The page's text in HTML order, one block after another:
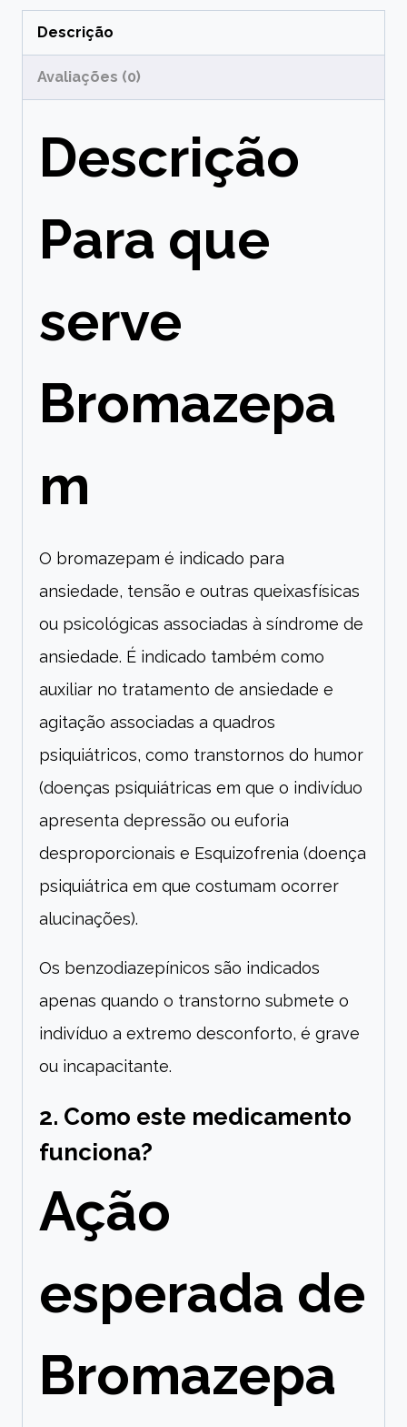
Descrição
Avaliações (0)
Descrição
Para que
serve
Bromazepa
m
O bromazepam é indicado para
ansiedade, tensão e outras queixasfísicas
ou psicológicas associadas à síndrome de
ansiedade. É indicado também como
auxiliar no tratamento de ansiedade e
agitação associadas a quadros
psiquiátricos, como transtornos do humor
(doenças psiquiátricas em que o indivíduo
apresenta depressão ou euforia
desproporcionais e Esquizofrenia (doença
psiquiátrica em que costumam ocorrer
alucinações).
Os benzodiazepínicos são indicados
apenas quando o transtorno submete o
indivíduo a extremo desconforto, é grave
ou incapacitante.
2. Como este medicamento
funciona?
Ação
esperada de
Bromazepa